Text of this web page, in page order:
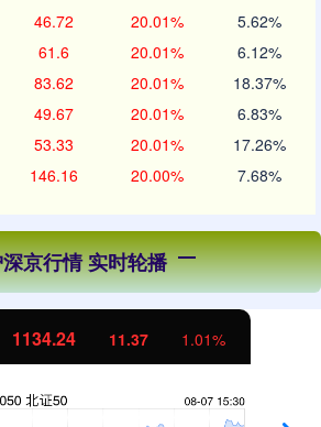
46.72 20.01% 5.62%
61.6 20.01% 6.12%
83.62 20.01% 18.37%
49.67 20.01% 6.83%
53.33 20.01% 17.26%
146.16 20.00% 7.68%
京行情 实时轮播
1134.24 11.37 1.01%